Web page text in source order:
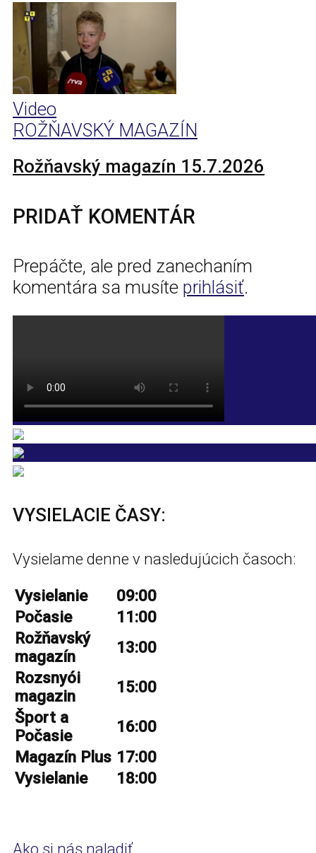
Video
ROŽŇAVSKÝ MAGAZÍN
Rožňavský magazín 15.7.2026
PRIDAŤ KOMENTÁR
Prepáčte, ale pred zanechaním
komentára sa musíte prihlásiť.
VYSIELACIE ČASY:
Vysielame denne v nasledujúcich časoch:
Vysielanie
09:00
Počasie
11:00
Rožňavský
magazín
13:00
Rozsnyói
magazin
15:00
Šport a
Počasie
16:00
Magazín Plus 17:00
Vysielanie
18:00
Ako si nás naladiť